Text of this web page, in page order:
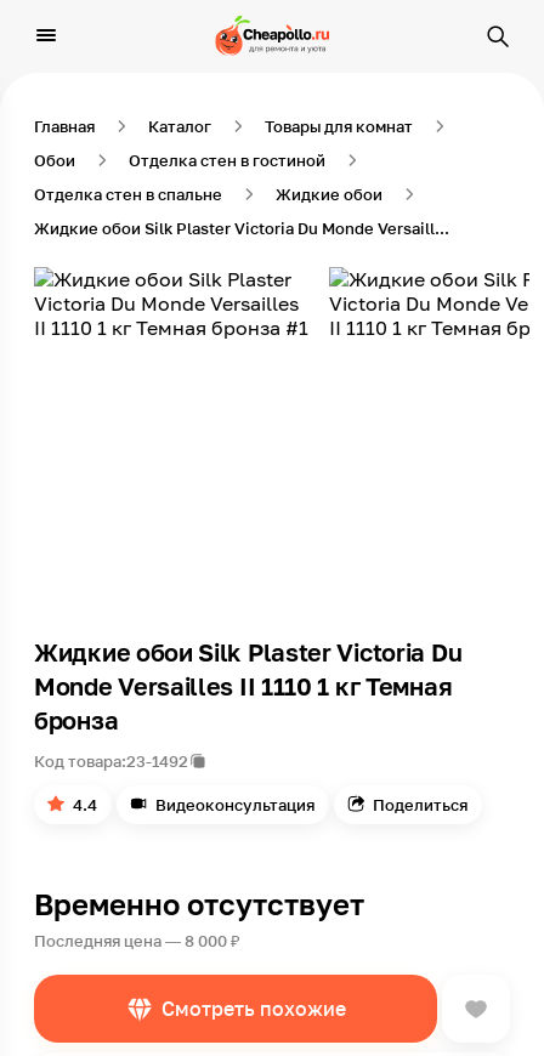
Главная Каталог
Товары для комнат
Обои
Отделка стен в гостиной
Отделка стен в спальне
Жидкие обои
Жидкие обои Silk Plaster Victoria Du Monde Versailles II 1110 1 кг Темная бронза
Жидкие обои Silk Plaster Victoria Du
Monde Versailles II 1110 1 кг Темная
бронза
Код товара:23-1492
4.4 Видеоконсультация Поделиться
Временно отсутствует
Последняя цена — 8 000 ₽
Смотреть похожие